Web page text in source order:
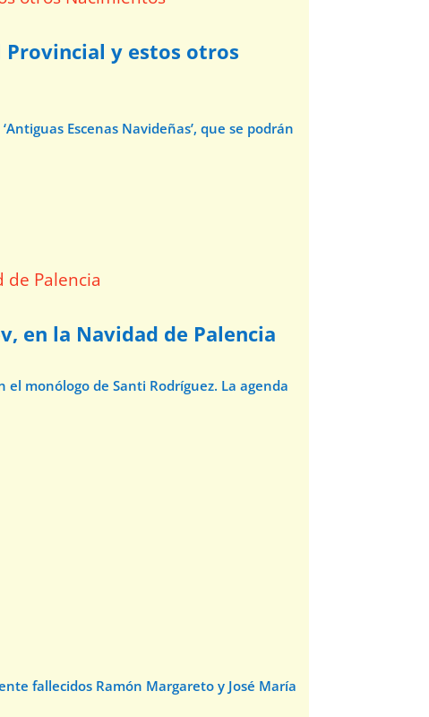
y estos otros
Escenas Navideñas’, que se podrán
en la Navidad de Palencia
monólogo de Santi Rodríguez. La agenda
fallecidos Ramón Margareto y José María